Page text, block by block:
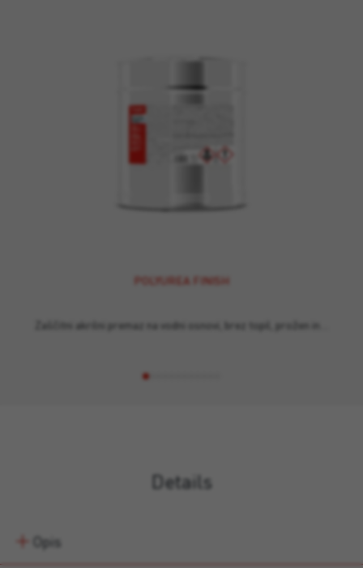
POLYUREA FINISH
Zaščitni akrilni premaz na vodni osnovi, brez topil, prožen in…
Details
Opis